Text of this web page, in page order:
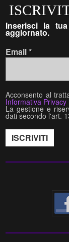
Inserisci la
aggiornato.
Email*
Acconsento al
Informativa Privacy
La gestione e
dati secondo l'art.